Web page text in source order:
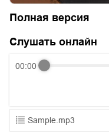
Полная версия
Слушать онлайн
00:00
Sample.mp3